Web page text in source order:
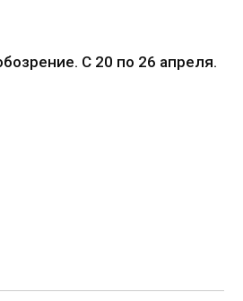
С 20 по 26 апреля.